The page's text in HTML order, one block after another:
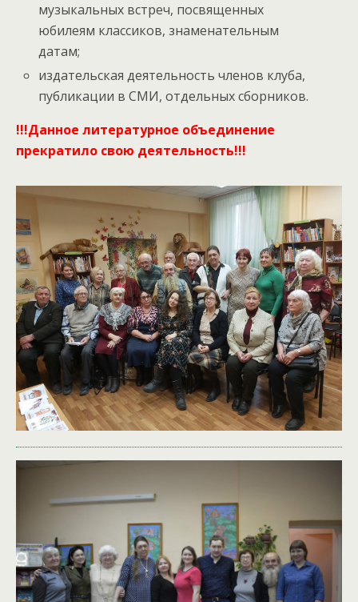
музыкальных встреч, посвященных
юбилеям классиков, знаменательным
датам;
издательская деятельность членов клуба,
публикации в СМИ, отдельных сборников.
!!!Данное литературное объединение
прекратило свою деятельность!!!